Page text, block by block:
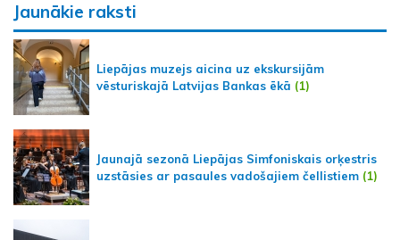
Jaunākie raksti
Liepājas muzejs aicina uz ekskursijām
vēsturiskajā Latvijas Bankas ēkā (1)
Jaunajā sezonā Liepājas Simfoniskais orķestris
uzstāsies ar pasaules vadošajiem čellistiem (1)